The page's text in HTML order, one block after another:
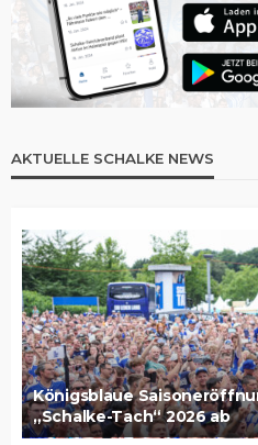
AKTUELLE SCHALKE NEWS
Königsblaue
„Schalke-Tach“ 2026 ab